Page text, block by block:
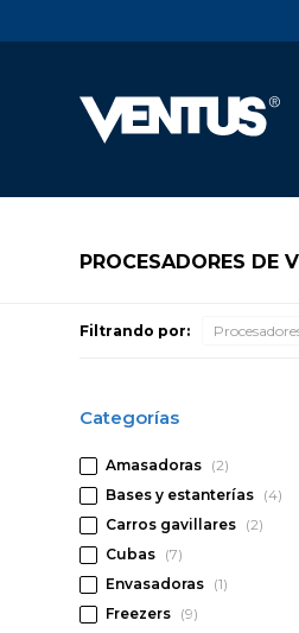
PROCESADORES DE
Filtrando por:
Categorías
Amasadoras (2)
Bases y estanterías (4)
Carros gavillares (2)
Cubas (7)
Envasadoras (1)
Freezers (9)